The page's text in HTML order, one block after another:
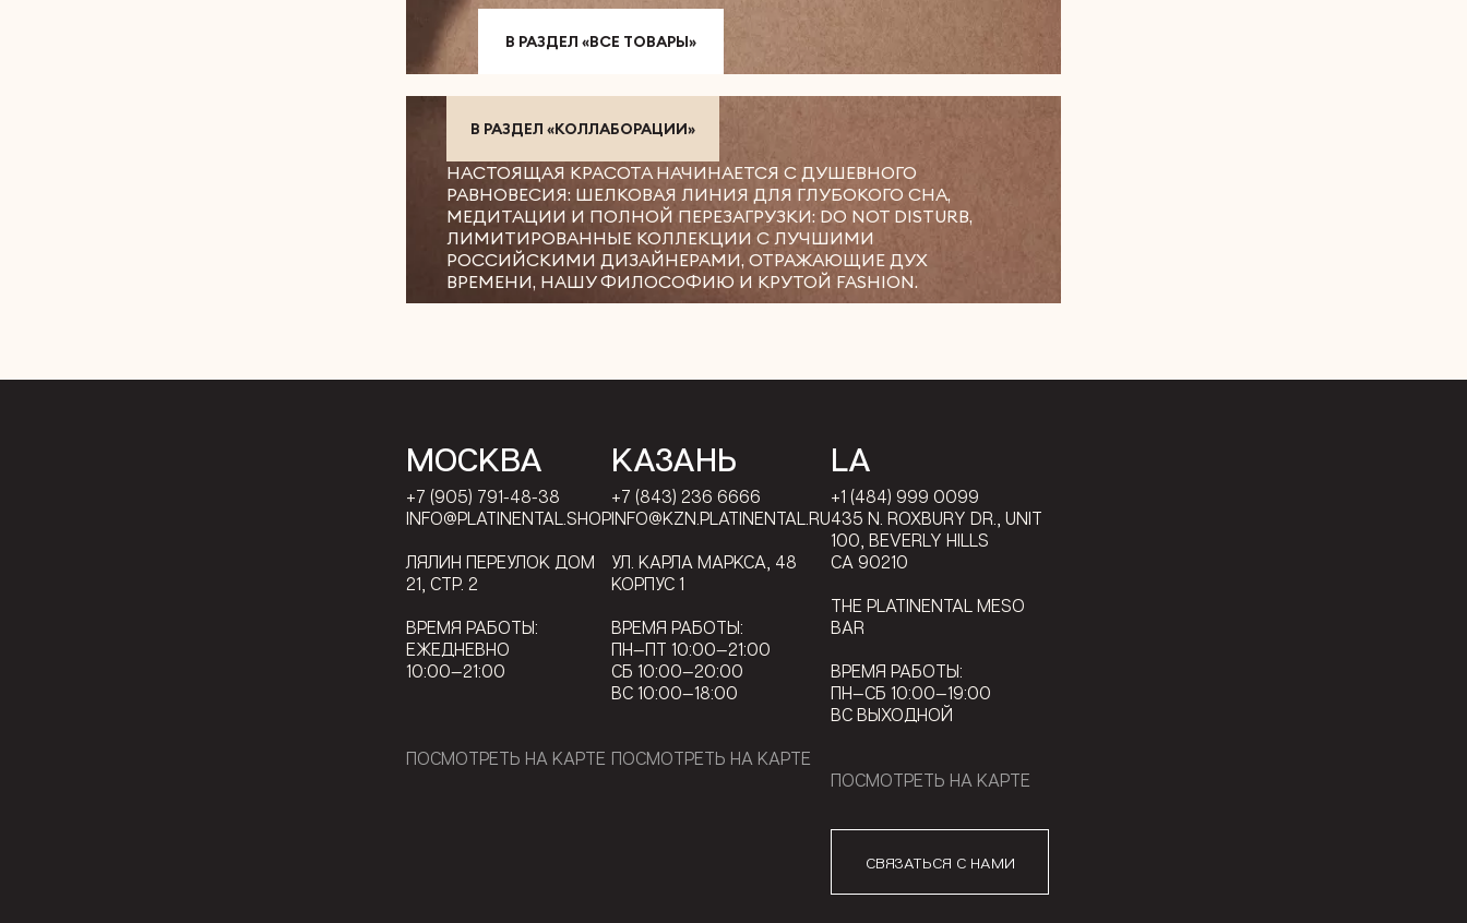
В РАЗДЕЛ «ВСЕ ТОВАРЫ»
В РАЗДЕЛ «КОЛЛАБОРАЦИИ»
НАСТОЯЩАЯ КРАСОТА НАЧИНАЕТСЯ С ДУШЕВНОГО
РАВНОВЕСИЯ: ШЕЛКОВАЯ ЛИНИЯ ДЛЯ ГЛУБОКОГО СНА,
МЕДИТАЦИИ И ПОЛНОЙ ПЕРЕЗАГРУЗКИ: DO NOT DISTURB,
ЛИМИТИРОВАННЫЕ КОЛЛЕКЦИИ С ЛУЧШИМИ
РОССИЙСКИМИ ДИЗАЙНЕРАМИ, ОТРАЖАЮЩИЕ ДУХ
ВРЕМЕНИ, НАШУ ФИЛОСОФИЮ И КРУТОЙ FASHION.
МОСКВА
+7 (905) 791-48-38
INFO@PLATINENTAL.SHOP
ЛЯЛИН ПЕРЕУЛОК ДОМ
21, СТР. 2
ВРЕМЯ РАБОТЫ:
ЕЖЕДНЕВНО
10:00—21:00
ПОСМОТРЕТЬ НА КАРТЕ
КАЗАНЬ
+7 (843) 236 6666
INFO@KZN.PLATINENTAL.RU
УЛ. КАРЛА МАРКСА, 48
КОРПУС 1
ВРЕМЯ РАБОТЫ:
ПН—ПТ 10:00—21:00
СБ 10:00—20:00
ВС 10:00—18:00
ПОСМОТРЕТЬ НА КАРТЕ
LA
+1 (484) 999 0099
435 N. ROXBURY DR., UNIT
100, BEVERLY HILLS
CA 90210
THE PLATINENTAL MESO
BAR
ВРЕМЯ РАБОТЫ:
ПН—СБ 10:00—19:00
ВС ВЫХОДНОЙ
ПОСМОТРЕТЬ НА КАРТЕ
СВЯЗАТЬСЯ С НАМИ